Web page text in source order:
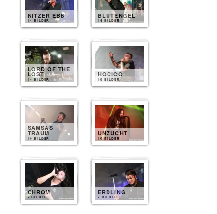
NITZER EBB
14 BILDER
BLUTENGEL
14 BILDER
LORD OF THE
LOST
14 BILDER
HOCICO
10 BILDER
SAMSAS
TRAUM
10 BILDER
UNZUCHT
10 BILDER
CHROM
7 BILDER
ERDLING
7 BILDER